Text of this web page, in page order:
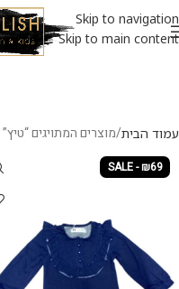
Skip to navigation
Skip to main content
עמוד הבית מוצרים המתויגים “טיץ”
SALE - ₪69